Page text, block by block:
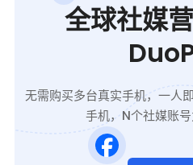
全球社媒
无需购买多台真实手机，一人
手机，N个社媒账号